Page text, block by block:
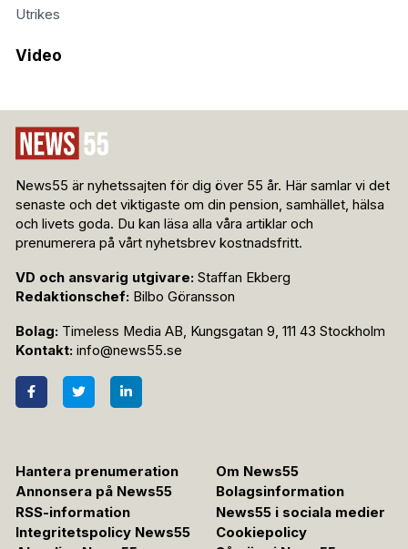
Utrikes
Video
News55 är nyhetssajten för dig över 55 år. Här samlar vi det
senaste och det viktigaste om din pension, samhället, hälsa
och livets goda. Du kan läsa alla våra artiklar och
prenumerera på vårt nyhetsbrev kostnadsfritt.
VD och ansvarig utgivare: Staffan Ekberg
Redaktionschef: Bilbo Göransson
Bolag: Timeless Media AB, Kungsgatan 9, 111 43 Stockholm
Kontakt: info@news55.se
Hantera prenumeration
Om News55
Annonsera på News55
Bolagsinformation
RSS-information
News55 i sociala medier
Integritetspolicy News55
Cookiepolicy